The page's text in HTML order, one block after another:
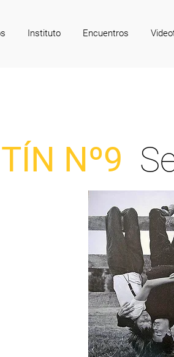
Instituto Encuentros
Nº9